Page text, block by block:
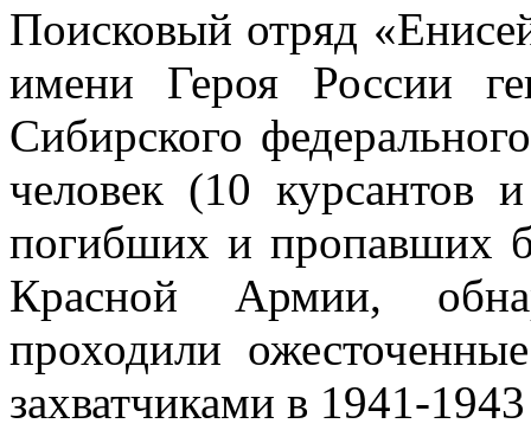
Поисковый отряд
имени Героя России
Сибирского
человек (10 курсантов
погибших и пропавших
Красной Армии,
проходили
захватчиками в 1941-